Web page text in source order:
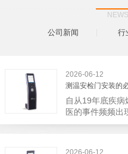
公司新闻 行
2026-06-12
测温安检门安装的
自从19年底疾
医的事件频频出
日，广西南宁市
2026-06-12